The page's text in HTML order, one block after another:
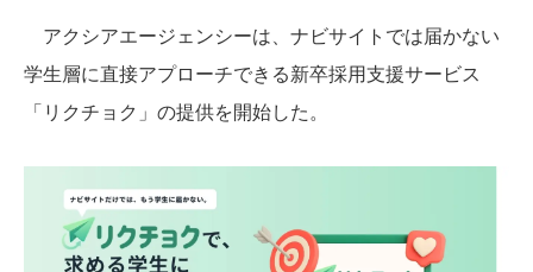
アクシアエージェンシーは、ナビサイトでは届かない
学生層に直接アプローチできる新卒採用支援サービス
「リクチョク」の提供を開始した。